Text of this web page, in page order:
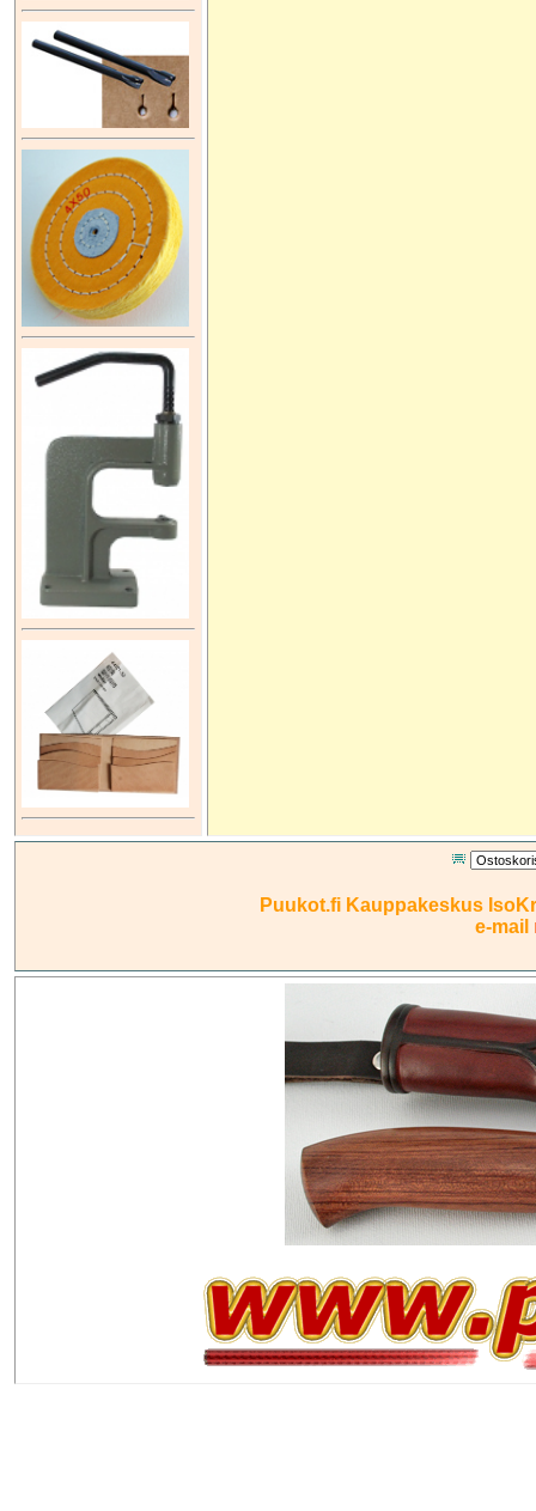
Puukot.fi Kauppakeskus
e-mail